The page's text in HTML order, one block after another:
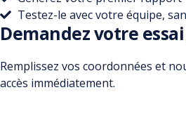
Plus d'Excel.
Plus de listes
Une vraie
Testez-le avec votre équipe,
Demandez votre
Remplissez vos coordonnées et
accès immédiatement.